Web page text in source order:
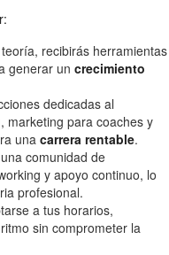
recibirás herramientas
generar un crecimiento
dedicadas al
, marketing para coaches y
una carrera rentable.
comunidad de
y apoyo continuo, lo
profesional.
a tus horarios,
sin comprometer la